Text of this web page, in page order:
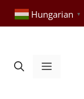
Hungarian ▼
Menü